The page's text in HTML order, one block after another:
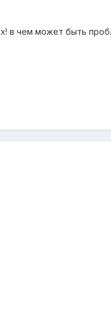
в чем может быть